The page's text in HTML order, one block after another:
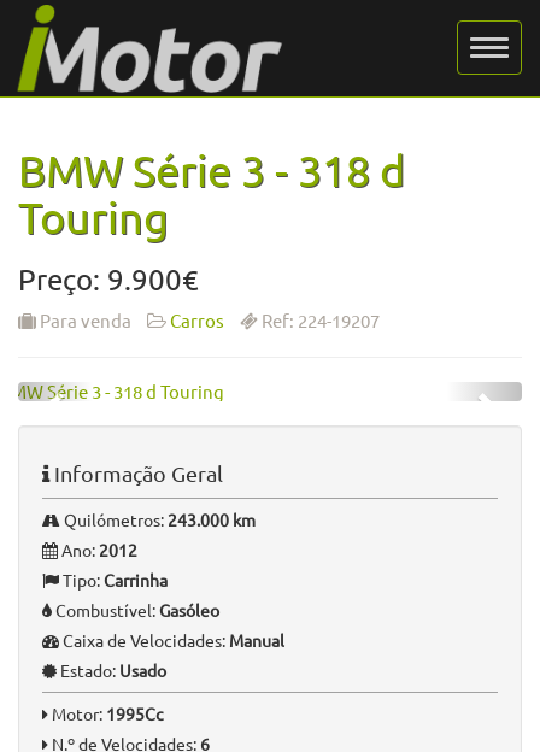
BMW Série 3 - 318 d
Touring
Preço: 9.900€
Para venda Carros Ref: 224-19207
Informação Geral